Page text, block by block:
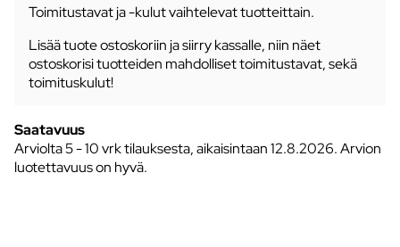
Toimitustavat ja -kulut vaihtelevat tuotteittain.
Lisää tuote ostoskoriin ja siirry kassalle, niin näet
ostoskorisi tuotteiden mahdolliset toimitustavat, sekä
toimituskulut!
Saatavuus
Arviolta5 - 10 vrk tilauksesta, aikaisintaan 12.8.2026.Arvion
luotettavuus on hyvä.